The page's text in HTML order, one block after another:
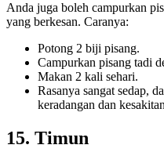
Anda juga boleh campurkan
yang berkesan. Caranya:
Potong 2 biji pisang.
Campurkan pisang tadi
Makan 2 kali sehari.
Rasanya sangat sedap,
keradangan dan
15. Timun